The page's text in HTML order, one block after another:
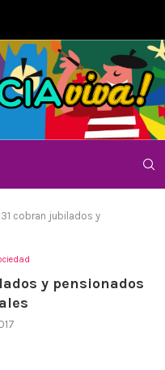
31 cobran jubilados y
y pensionados